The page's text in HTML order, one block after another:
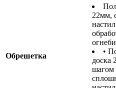
Обрешетка
22мм,
•
доска
шагом